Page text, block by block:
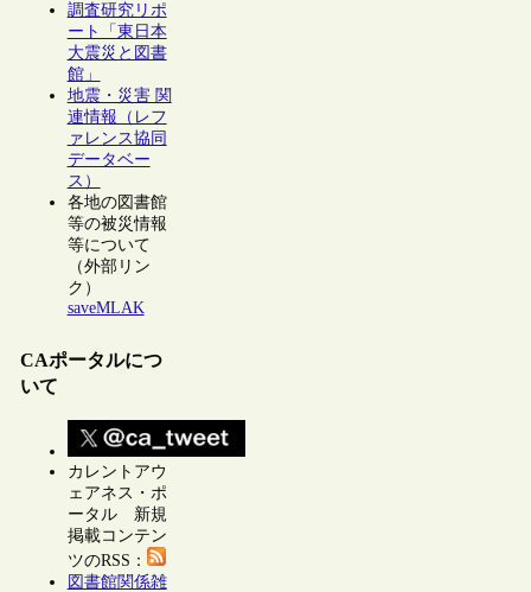
調査研究リポ
ート「東日本
大震災と図書
館」
地震・災害 関
連情報（レフ
ァレンス協同
データベー
ス）
各地の図書館
等の被災情報
等について
（外部リン
ク）
saveMLAK
CAポータルにつ
いて
カレントアウ
ェアネス・ポ
ータル 新規
掲載コンテン
ツのRSS：
図書館関係雑